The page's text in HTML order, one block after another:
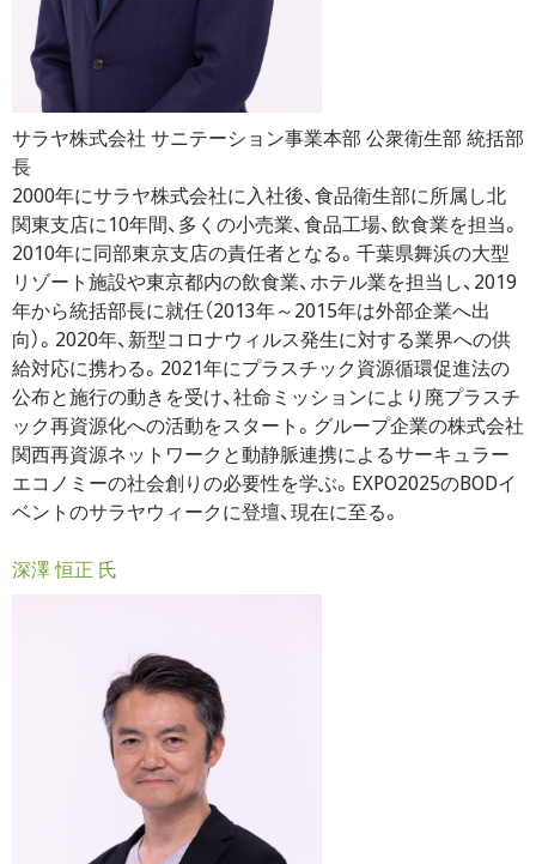
サラヤ株式会社 サニテーション事業本部 公衆衛生部 統括部
長
2000年にサラヤ株式会社に入社後、食品衛生部に所属し北
関東支店に10年間、多くの小売業、食品工場、飲食業を担当。
2010年に同部東京支店の責任者となる。千葉県舞浜の大型
リゾート施設や東京都内の飲食業、ホテル業を担当し、2019
年から統括部長に就任（2013年～2015年は外部企業へ出
向）。2020年、新型コロナウィルス発生に対する業界への供
給対応に携わる。2021年にプラスチック資源循環促進法の
公布と施行の動きを受け、社命ミッションにより廃プラスチ
ック再資源化への活動をスタート。グループ企業の株式会社
関西再資源ネットワークと動静脈連携によるサーキュラー
エコノミーの社会創りの必要性を学ぶ。EXPO2025のBODイ
ベントのサラヤウィークに登壇、現在に至る。
深澤 恒正 氏